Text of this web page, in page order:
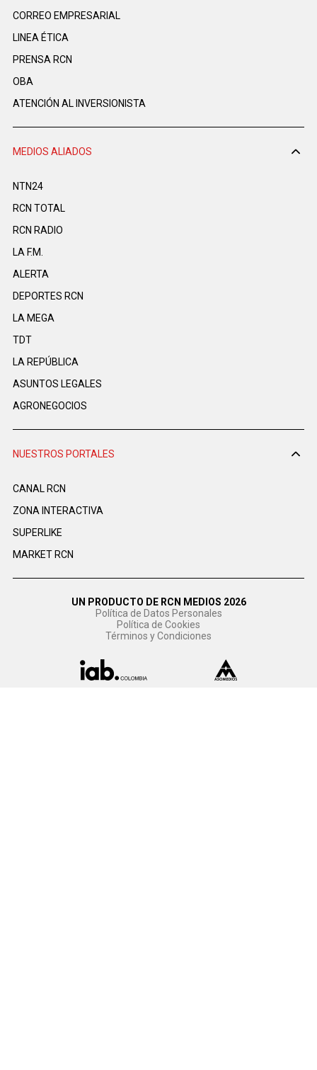
CORREO EMPRESARIAL
LINEA ÉTICA
PRENSA RCN
OBA
ATENCIÓN AL INVERSIONISTA
MEDIOS ALIADOS
NTN24
RCN TOTAL
RCN RADIO
LA F.M.
ALERTA
DEPORTES RCN
LA MEGA
TDT
LA REPÚBLICA
ASUNTOS LEGALES
AGRONEGOCIOS
NUESTROS PORTALES
CANAL RCN
ZONA INTERACTIVA
SUPERLIKE
MARKET RCN
UN PRODUCTO DE RCN MEDIOS 2026
Política de Datos Personales
Política de Cookies
Términos y Condiciones